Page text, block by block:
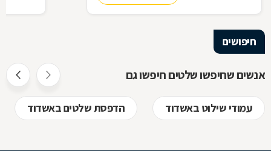
חיפושים
אנשים שחיפשו שלטים חיפשו גם
עמודי שילוט באשדוד הדפסת שלטים באשדוד